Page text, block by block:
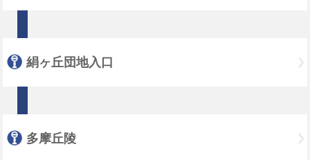
絹ヶ丘団地入口
多摩丘陵